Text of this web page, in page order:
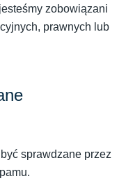
zobowiązani
prawnych lub
sprawdzane przez